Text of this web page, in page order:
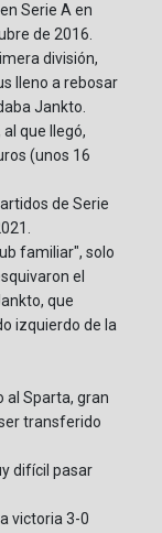
Serie A en
de 2016.
división,
lleno a rebosar
Jankto.
que llegó,
(unos 16
de Serie
familiar", solo
el
que
izquierdo de la
al Sparta, gran
transferido
difícil pasar
victoria 3-0